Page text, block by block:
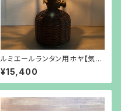
ルミエールランタン用ホヤ【気泡
ガラス】
¥15,400